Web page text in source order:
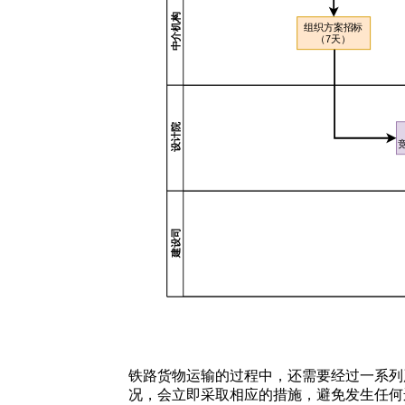
铁路货物运输的过程中，还需要经过一系
况，会立即采取相应的措施，避免发生任